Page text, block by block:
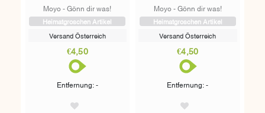
Moyo - Gönn dir was!
Heimatgroschen Artikel
Versand Österreich
€4,50
Entfernung: -
Moyo - Gönn dir was!
Heimatgroschen Artikel
Versand Österreich
€4,50
Entfernung: -